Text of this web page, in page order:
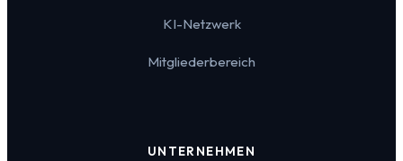
KI-Netzwerk
Mitgliederbereich
UNTERNEHMEN